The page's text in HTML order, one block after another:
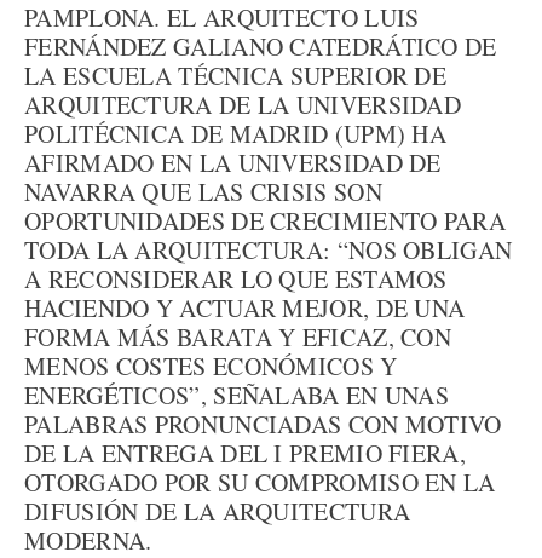
PAMPLONA. EL ARQUITECTO LUIS
FERNÁNDEZ GALIANO CATEDRÁTICO DE
LA ESCUELA TÉCNICA SUPERIOR DE
ARQUITECTURA DE LA UNIVERSIDAD
POLITÉCNICA DE MADRID (UPM) HA
AFIRMADO EN LA UNIVERSIDAD DE
NAVARRA QUE LAS CRISIS SON
OPORTUNIDADES DE CRECIMIENTO PARA
TODA LA ARQUITECTURA: “NOS OBLIGAN
A RECONSIDERAR LO QUE ESTAMOS
HACIENDO Y ACTUAR MEJOR, DE UNA
FORMA MÁS BARATA Y EFICAZ, CON
MENOS COSTES ECONÓMICOS Y
ENERGÉTICOS”, SEÑALABA EN UNAS
PALABRAS PRONUNCIADAS CON MOTIVO
DE LA ENTREGA DEL I PREMIO FIERA,
OTORGADO POR SU COMPROMISO EN LA
DIFUSIÓN DE LA ARQUITECTURA
MODERNA.